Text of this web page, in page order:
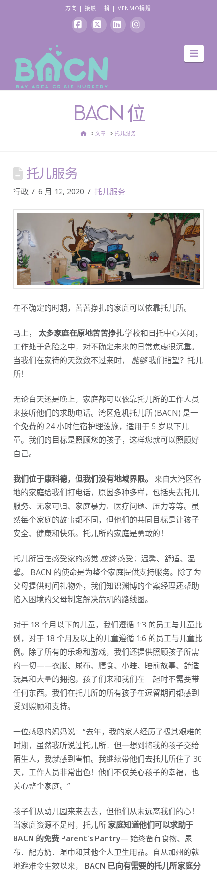
方向 |接触 |捐 |VENMO捐赠
导
航
BACN 位
家 文章 托儿服务
托儿服务
行政 6 月 12, 2020 托儿服务
在不确定的时期，苦苦挣扎的家庭可以依靠托儿所。
马上， 太多家庭在原地苦苦挣扎.学校和日托中心关闭，
工作处于危险之中，对不确定未来的日常焦虑很沉重。
当我们在家待的天数数不过来时， 能够我们指望？托儿
所！
无论白天还是晚上，家庭都可以依靠托儿所的工作人员
来接听他们的求助电话。湾区危机托儿所 (BACN) 是一
个免费的 24 小时住宿护理设施，适用于 5 岁以下儿
童。我们的目标是照顾您的孩子，这样您就可以照顾好
自己。
我们位于康科德，但我们没有地域界限。
来自大湾区各
地的家庭给我们打电话，原因多种多样，包括失去托儿
服务、无家可归、家庭暴力、医疗问题、压力等等。虽
然每个家庭的故事都不同，但他们的共同目标是让孩子
安全、健康和快乐。托儿所的家庭是勇敢的！
托儿所旨在感受家的感觉 应该感受：温馨、舒适、温
馨。 BACN 的使命是为整个家庭提供支持服务。除了为
父母提供时间礼物外，我们知识渊博的个案经理还帮助
陷入困境的父母制定解决危机的路线图。
对于 18 个月以下的儿童，我们遵循 1:3 的员工与儿童比
例，对于 18 个月及以上的儿童遵循 1:6 的员工与儿童比
例。除了所有的乐趣和游戏，我们还提供照顾孩子所需
的一切——衣服、尿布、膳食、小睡、睡前故事、舒适
玩具和大量的拥抱。孩子们来和我们在一起时不需要带
任何东西。我们在托儿所的所有孩子在逗留期间都感到
受到照顾和支持。
一位感恩的妈妈说：“去年，我的家人经历了极其艰难的
时期，虽然我听说过托儿所，但一想到将我的孩子交给
陌生人，我就感到害怕。我继续带他们去托儿所住了 30
天，工作人员非常出色！他们不仅关心孩子的幸福，也
关心整个家庭。”
孩子们从幼儿园来来去去，但他们从未远离我们的心！
当家庭资源不足时，托儿所 家庭知道他们可以求助于
BACN 的免费 Parent's Pantry— 始终备有食物、尿
布、配方奶、湿巾和其他个人卫生用品。自从加州的就
地避难令生效以来， BACN 已向有需要的托儿所家庭分